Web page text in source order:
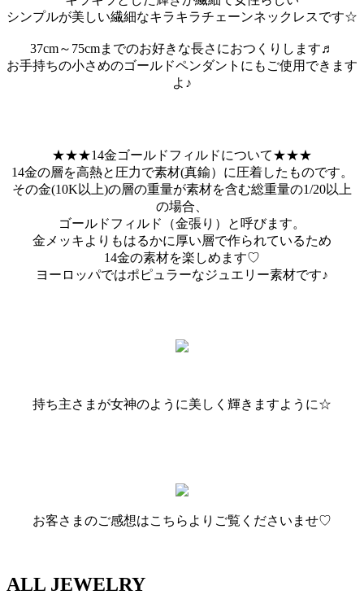
シンプルが美しい繊細なキラキラチェーンネックレスです☆
37cm～75cmまでのお好きな長さにおつくりします♬
お手持ちの小さめのゴールドペンダントにもご使用できます
よ♪
★★★14金ゴールドフィルドについて★★★
14金の層を高熱と圧力で素材(真鍮）に圧着したものです。
その金(10K以上)の層の重量が素材を含む総重量の1/20以上
の場合、
ゴールドフィルド（金張り）と呼びます。
金メッキよりもはるかに厚い層で作られているため
14金の素材を楽しめます♡
ヨーロッパではポピュラーなジュエリー素材です♪
持ち主さまが女神のように美しく輝きますように☆
お客さまのご感想はこちらよりご覧くださいませ♡
ALL JEWELRY